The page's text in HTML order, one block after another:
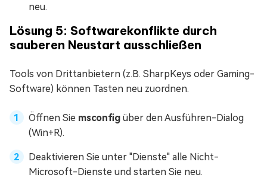
neu.
Lösung 5: Softwarekonflikte durch
sauberen Neustart ausschließen
Tools von Drittanbietern (z.B. SharpKeys oder Gaming-
Software) können Tasten neu zuordnen.
Öffnen Sie msconfig über den Ausführen-Dialog
(Win+R).
Deaktivieren Sie unter "Dienste" alle Nicht-
Microsoft-Dienste und starten Sie neu.